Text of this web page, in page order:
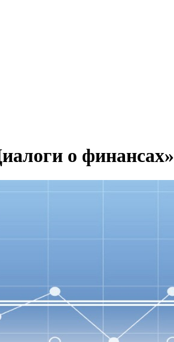
о финансах»